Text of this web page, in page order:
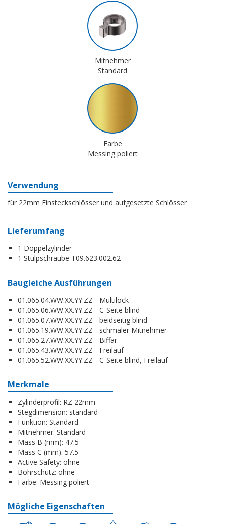
Mitnehmer
Standard
Farbe
Messing poliert
Verwendung
für 22mm Einsteckschlösser und aufgesetzte Schlösser
Lieferumfang
1 Doppelzylinder
1 Stulpschraube T09.623.002.62
Baugleiche Ausführungen
01.065.04.WW.XX.YY.ZZ - Multilock
01.065.06.WW.XX.YY.ZZ - C-Seite blind
01.065.07.WW.XX.YY.ZZ - beidseitig blind
01.065.19.WW.XX.YY.ZZ - schmaler Mitnehmer
01.065.27.WW.XX.YY.ZZ - Biffar
01.065.43.WW.XX.YY.ZZ - Freilauf
01.065.52.WW.XX.YY.ZZ - C-Seite blind, Freilauf
Merkmale
Zylinderprofil: RZ 22mm
Stegdimension: standard
Funktion: Standard
Mitnehmer: Standard
Mass B (mm): 47.5
Mass C (mm): 57.5
Active Safety: ohne
Bohrschutz: ohne
Farbe: Messing poliert
Mögliche Eigenschaften